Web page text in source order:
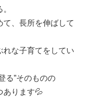
て、長所を伸ばして
れな子育てをしてい
る”そのものの
あります💦